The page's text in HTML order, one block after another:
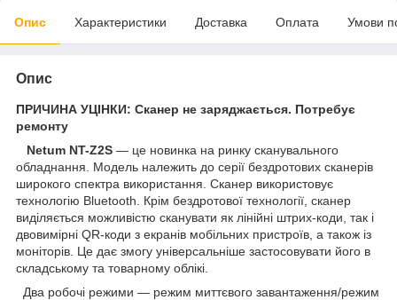
Опис Характеристики Доставка Оплата Умови
Опис
ПРИЧИНА УЦІНКИ: Сканер не заряджається. Потребує
ремонту
Netum NT-Z2S — це новинка на ринку сканувального
обладнання. Модель належить до серії бездротових сканерів
широкого спектра використання. Сканер використовує
технологію Bluetooth. Крім бездротової технології, сканер
виділяється можливістю сканувати як лінійні штрих-коди, так і
двовимірні QR-коди з екранів мобільних пристроїв, а також із
моніторів. Це дає змогу універсальніше застосовувати його в
складському та товарному облікі.
Два робочі режими — режим миттєвого завантаження/режим